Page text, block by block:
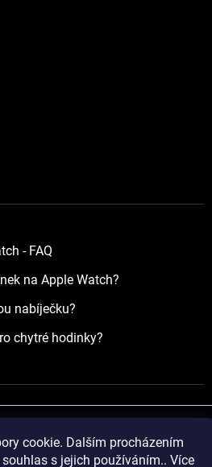
cookie. Dalším procházením
s jejich používáním.. Více
- FAQ
na Apple Watch?
nabíječku?
chytré hodinky?
Vytvořil Shoptet